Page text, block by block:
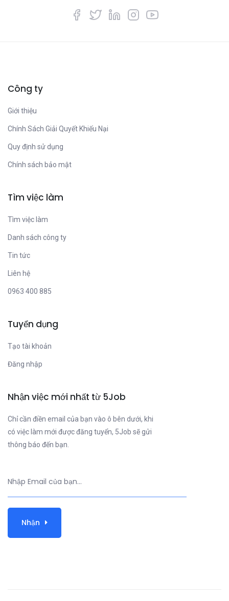
Công ty
Giới thiệu
Chính Sách Giải Quyết Khiếu Nại
Quy định sử dụng
Chính sách bảo mật
Tìm việc làm
Tìm việc làm
Danh sách công ty
Tin tức
Liên hệ
0963 400 885
Tuyển dụng
Tạo tài khoản
Đăng nhập
Nhận việc mới nhất từ 5Job
Chỉ cần điền email của bạn vào ô bên dưới, khi
có việc làm mới được đăng tuyển, 5Job sẽ gửi
thông báo đến bạn.
Nhận